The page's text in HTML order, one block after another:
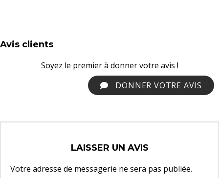
Avis clients
Soyez le premier à donner votre avis !
DONNER VOTRE AVIS
LAISSER UN AVIS
Votre adresse de messagerie ne sera pas publiée.